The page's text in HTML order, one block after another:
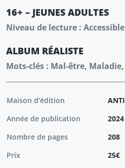
16+ – JEUNES ADULTES
Niveau de lecture : Accessible
ALBUM RÉALISTE
Mots-clés : Mal-être,
Maison d'édition
Année de publication
2024
Nombre de pages
208
Prix
25€